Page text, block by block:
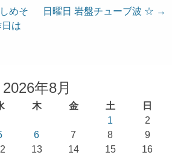
めそ
は
日曜日 岩盤チューブ波 ☆ →
2026年8月
木 金 土
日
1
2
6 7 8
9
13 14 15
16